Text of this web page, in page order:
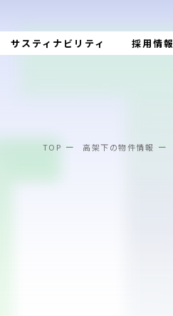
サスティナビリティ 採用情報
TOP 高架下の物件情報